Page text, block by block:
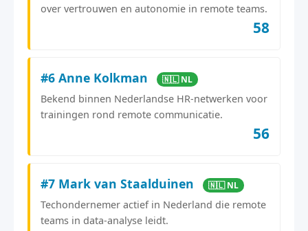
over vertrouwen en autonomie in remote teams.
58
#6 Anne Kolkman 🇳🇱 NL
Bekend binnen Nederlandse HR-netwerken voor
trainingen rond remote communicatie.
56
#7 Mark van Staalduinen 🇳🇱 NL
Techondernemer actief in Nederland die remote
teams in data-analyse leidt.